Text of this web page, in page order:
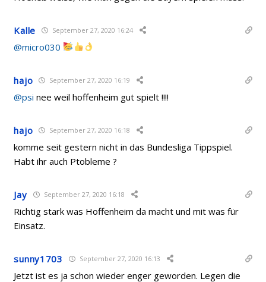
Kalle September 27, 2020 16:24
@micro030
hajo September 27, 2020 16:19
@psi nee weil hoffenheim gut spielt !!!!
hajo September 27, 2020 16:18
komme seit gestern nicht in das Bundesliga Tippspiel.
Habt ihr auch Ptobleme ?
Jay September 27, 2020 16:18
Richtig stark was Hoffenheim da macht und mit was für
Einsatz.
sunny1703 September 27, 2020 16:13
Jetzt ist es ja schon wieder enger geworden. Legen die